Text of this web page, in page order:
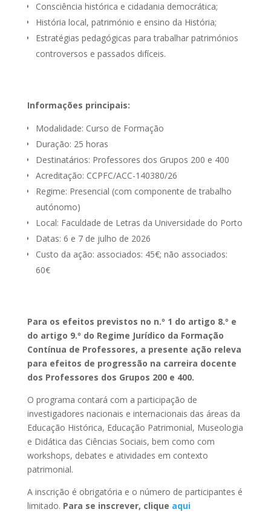
Consciência histórica e cidadania democrática;
História local, património e ensino da História;
Estratégias pedagógicas para trabalhar patrimónios
controversos e passados difíceis.
Informações principais:
Modalidade: Curso de Formação
Duração: 25 horas
Destinatários: Professores dos Grupos 200 e 400
Acreditação: CCPFC/ACC-140380/26
Regime: Presencial (com componente de trabalho
autónomo)
Local: Faculdade de Letras da Universidade do Porto
Datas: 6 e 7 de julho de 2026
Custo da ação: associados: 45€; não associados:
60€
Para os efeitos previstos no n.º 1 do artigo 8.º e
do artigo 9.º do Regime Jurídico da Formação
Contínua de Professores, a presente ação releva
para efeitos de progressão na carreira docente
dos Professores dos Grupos 200 e 400.
O programa contará com a participação de
investigadores nacionais e internacionais das áreas da
Educação Histórica, Educação Patrimonial, Museologia
e Didática das Ciências Sociais, bem como com
workshops, debates e atividades em contexto
patrimonial.
A inscrição é obrigatória e o número de participantes é
limitado. Para se inscrever, clique aqui